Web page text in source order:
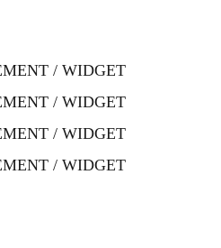
/ WIDGET
/ WIDGET
/ WIDGET
/ WIDGET